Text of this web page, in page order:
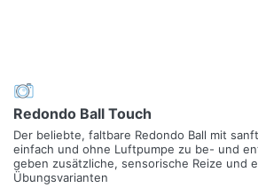
Redondo Ball Touch
Der beliebte, faltbare Redondo Ball mit
einfach und ohne Luftpumpe zu be- und
geben zusätzliche, sensorische Reize und
Übungsvarianten